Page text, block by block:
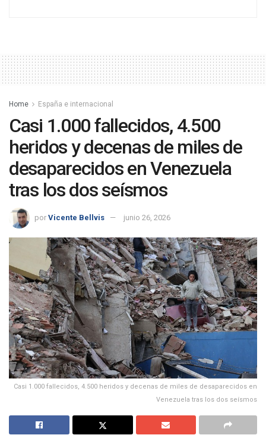
Home España e internacional
Casi 1.000 fallecidos, 4.500
heridos y decenas de miles de
desaparecidos en Venezuela
tras los dos seísmos
por Vicente Bellvis junio 26, 2026
Casi 1.000 fallecidos, 4.500 heridos y decenas de miles de desaparecidos en
Venezuela tras los dos seísmos